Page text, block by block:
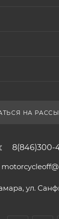
НА
8(846)300-
ул.